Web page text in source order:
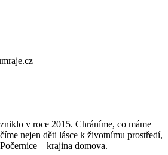
v roce 2015. Chráníme, co máme
nejen děti lásce k životnímu prostředí,
– krajina domova.